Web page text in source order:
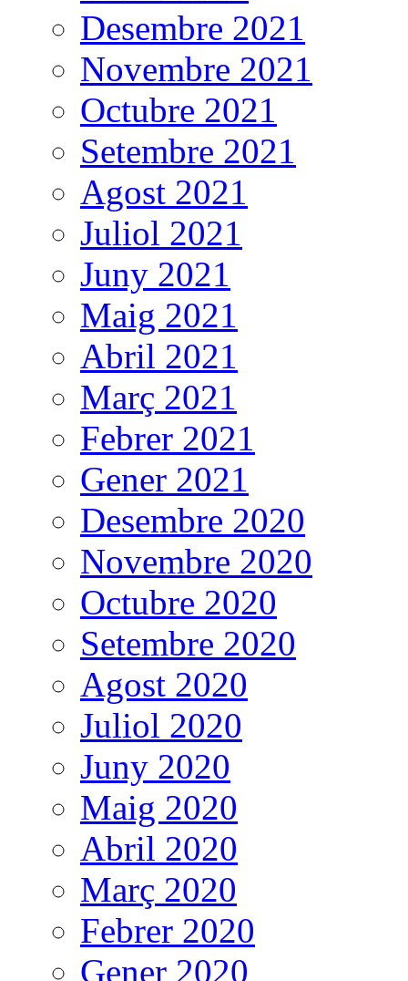
Desembre 2021
Novembre 2021
Octubre 2021
Setembre 2021
Agost 2021
Juliol 2021
Juny 2021
Maig 2021
Abril 2021
Març 2021
Febrer 2021
Gener 2021
Desembre 2020
Novembre 2020
Octubre 2020
Setembre 2020
Agost 2020
Juliol 2020
Juny 2020
Maig 2020
Abril 2020
Març 2020
Febrer 2020
Gener 2020